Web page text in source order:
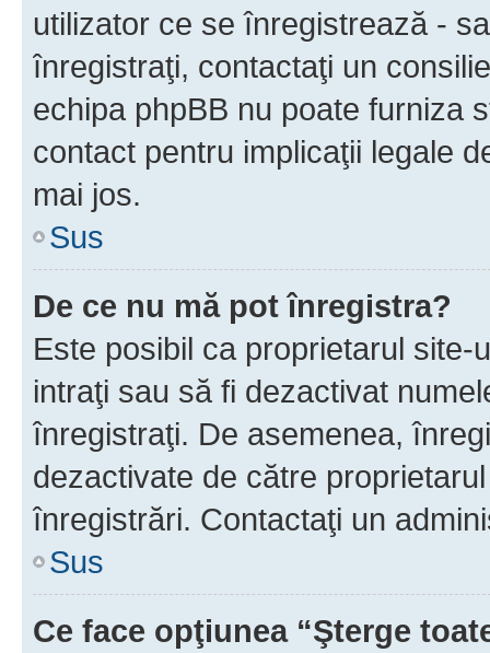
utilizator ce se înregistrează -
înregistraţi, contactaţi un
echipa phpBB nu poate furniza
contact pentru implicaţii legale
mai jos.
Sus
De ce nu mă pot înregistra?
Este posibil ca proprietarul
intraţi sau să fi dezactivat
înregistraţi. De asemenea,
dezactivate de către
înregistrări. Contactaţi un
Sus
Ce face opţiunea “Şterge